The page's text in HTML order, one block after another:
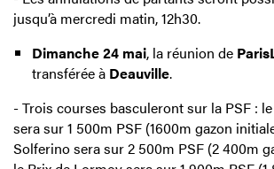
jusqu’à mercredi matin, 12h30.
Dimanche 24 mai, la réunion de
transférée à Deauville.
- Trois courses basculeront sur la PSF :
sera sur 1 500m PSF (1600m gazon
Solferino sera sur 2 500m PSF (2 400m